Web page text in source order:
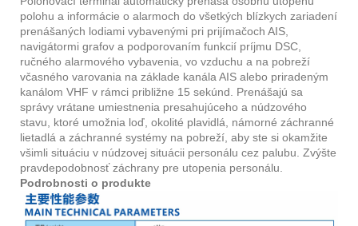
polohu a informácie o alarmoch do všetkých blízkych zariadení
prenášaných lodiami vybavenými pri prijímačoch AIS,
navigátormi grafov a podporovaním funkcií príjmu DSC,
ručného alarmového vybavenia, vo vzduchu a na pobreží
včasného varovania na základe kanála AIS alebo priradeným
kanálom VHF v rámci približne 15 sekúnd. Prenášajú sa
správy vrátane umiestnenia presahujúceho a núdzového
stavu, ktoré umožnia loď, okolité plavidlá, námorné záchranné
lietadlá a záchranné systémy na pobreží, aby ste si okamžite
všimli situáciu v núdzovej situácii personálu cez palubu. Zvýšte
pravdepodobnosť záchrany pre utopenia personálu.
Podrobnosti o produkte